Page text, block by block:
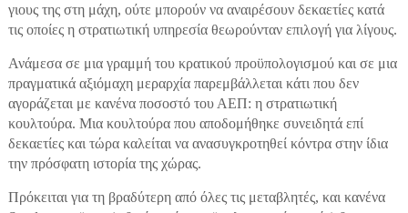
γιους της στη μάχη, ούτε μπορούν να αναιρέσουν δεκαετίες κατά
τις οποίες η στρατιωτική υπηρεσία θεωρούνταν επιλογή για λίγους.
Ανάμεσα σε μια γραμμή του κρατικού προϋπολογισμού και σε μια
πραγματικά αξιόμαχη μεραρχία παρεμβάλλεται κάτι που δεν
αγοράζεται με κανένα ποσοστό του ΑΕΠ: η στρατιωτική
κουλτούρα. Μια κουλτούρα που αποδομήθηκε συνειδητά επί
δεκαετίες και τώρα καλείται να ανασυγκροτηθεί κόντρα στην ίδια
την πρόσφατη ιστορία της χώρας.
Πρόκειται για τη βραδύτερη από όλες τις μεταβλητές, και κανένα